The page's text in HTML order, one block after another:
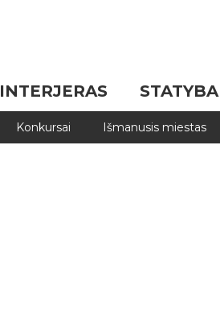
INTERJERAS STATYBA
Konkursai Išmanusis miestas